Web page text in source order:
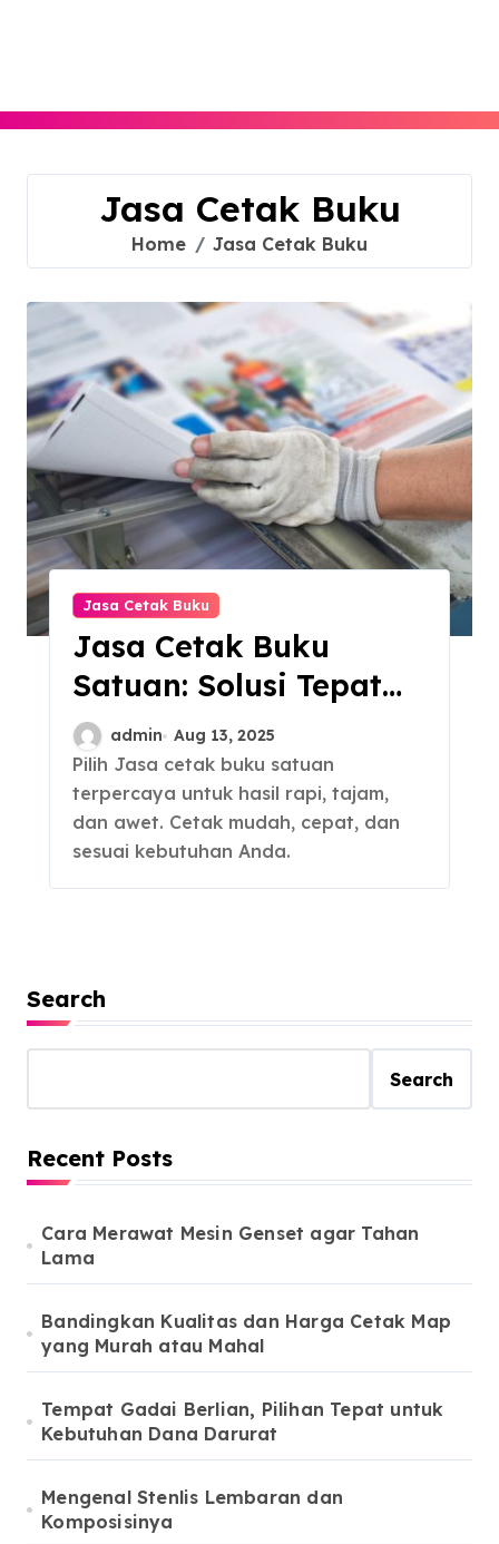
Jasa Cetak Buku
Home Jasa Cetak Buku
Jasa Cetak Buku
Jasa Cetak Buku
Satuan: Solusi Tepat
untuk Terbitkan
Naskah
admin Aug 13, 2025
Pilih Jasa cetak buku satuan
terpercaya untuk hasil rapi, tajam,
dan awet. Cetak mudah, cepat, dan
sesuai kebutuhan Anda.
Search
Search
Recent Posts
Cara Merawat Mesin Genset agar Tahan
Lama
Bandingkan Kualitas dan Harga Cetak Map
yang Murah atau Mahal
Tempat Gadai Berlian, Pilihan Tepat untuk
Kebutuhan Dana Darurat
Mengenal Stenlis Lembaran dan
Komposisinya